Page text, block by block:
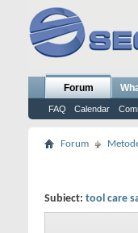
Forum
FAQ Calendar
Forum
Subiect: tool care